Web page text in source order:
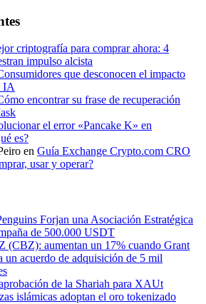
criptografía para comprar ahora: 4
impulso alcista
que desconocen el impacto
IA
encontrar su frase de recuperación
el error «Pancake K» en
es?
en Guía Exchange Crypto.com CRO
usar y operar?
Forjan una Asociación Estratégica
de 500.000 USDT
(CBZ): aumentan un 17% cuando Grant
un acuerdo de adquisición de 5 mil
de la Shariah para XAUt
islámicas adoptan el oro tokenizado